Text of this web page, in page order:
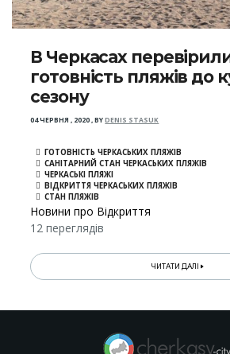
В Черкасах
готовність пляжів до
сезону
04 ЧЕРВНЯ , 2020,BYDENIS STASUK
ГОТОВНІСТЬ ЧЕРКАСЬКИХ ПЛЯЖІВ
САНІТАРНИЙ СТАН ЧЕРКАСЬКИХ ПЛЯЖІВ
ЧЕРКАСЬКІ ПЛЯЖІ
ВІДКРИТТЯ ЧЕРКАСЬКИХ ПЛЯЖІВ
СТАН ПЛЯЖІВ
Новини про Відкриття
12 переглядів
ЧИТАТИ ДАЛІ